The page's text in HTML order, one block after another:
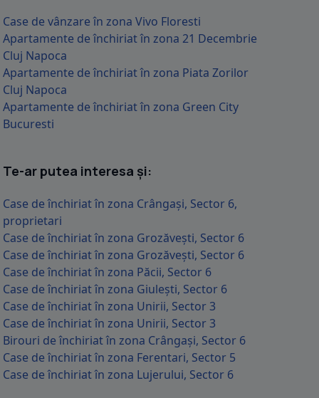
Case de vânzare în zona Vivo Floresti
Apartamente de închiriat în zona 21 Decembrie
Cluj Napoca
Apartamente de închiriat în zona Piata Zorilor
Cluj Napoca
Apartamente de închiriat în zona Green City
Bucuresti
Te-ar putea interesa și:
Case de închiriat în zona Crângași, Sector 6,
proprietari
Case de închiriat în zona Grozăvești, Sector 6
Case de închiriat în zona Grozăvești, Sector 6
Case de închiriat în zona Păcii, Sector 6
Case de închiriat în zona Giulești, Sector 6
Case de închiriat în zona Unirii, Sector 3
Case de închiriat în zona Unirii, Sector 3
Birouri de închiriat în zona Crângași, Sector 6
Case de închiriat în zona Ferentari, Sector 5
Case de închiriat în zona Lujerului, Sector 6